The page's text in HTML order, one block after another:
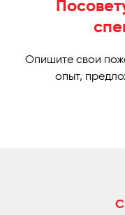
Опишите свои
опыт,